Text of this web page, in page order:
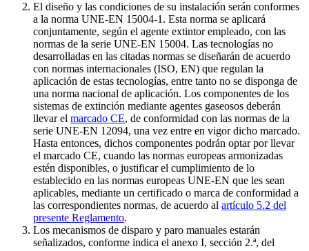
El diseño y las condiciones de su instalación serán conformes
a la norma UNE-EN 15004-1. Esta norma se aplicará
conjuntamente, según el agente extintor empleado, con las
normas de la serie UNE-EN 15004. Las tecnologías no
desarrolladas en las citadas normas se diseñarán de acuerdo
con normas internacionales (ISO, EN) que regulan la
aplicación de estas tecnologías, entre tanto no se disponga de
una norma nacional de aplicación. Los componentes de los
sistemas de extinción mediante agentes gaseosos deberán
llevar el marcado CE, de conformidad con las normas de la
serie UNE-EN 12094, una vez entre en vigor dicho marcado.
Hasta entonces, dichos componentes podrán optar por llevar
el marcado CE, cuando las normas europeas armonizadas
estén disponibles, o justificar el cumplimiento de lo
establecido en las normas europeas UNE-EN que les sean
aplicables, mediante un certificado o marca de conformidad a
las correspondientes normas, de acuerdo al artículo 5.2 del
presente Reglamento.
Los mecanismos de disparo y paro manuales estarán
señalizados, conforme indica el anexo I, sección 2.ª, del